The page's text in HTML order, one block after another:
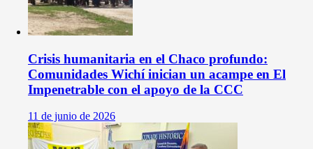
Crisis humanitaria en el Chaco profundo:
Comunidades Wichí inician un acampe en El
Impenetrable con el apoyo de la CCC
11 de junio de 2026